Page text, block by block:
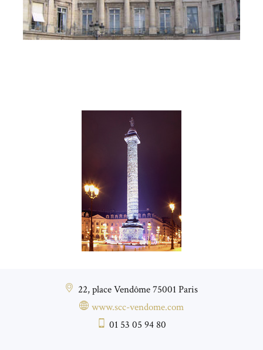
22, place Vendôme 75001 Paris
www.scc-vendome.com
01 53 05 94 80